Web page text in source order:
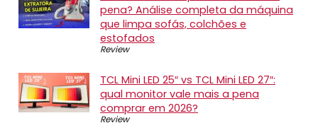
pena? Análise completa da máquina
que limpa sofás, colchões e
estofados
Review
TCL Mini LED 25″ vs TCL Mini LED 27″:
qual monitor vale mais a pena
comprar em 2026?
Review